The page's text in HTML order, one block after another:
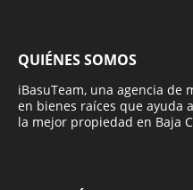
QUIÉNES SOMOS
iBasuTeam, una agencia de
en bienes raíces que ayuda
la mejor propiedad en Baja